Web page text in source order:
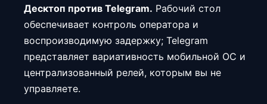
Десктоп против Telegram. Рабочий стол
обеспечивает контроль оператора и
воспроизводимую задержку; Telegram
представляет вариативность мобильной ОС и
централизованный релей, которым вы не
управляете.